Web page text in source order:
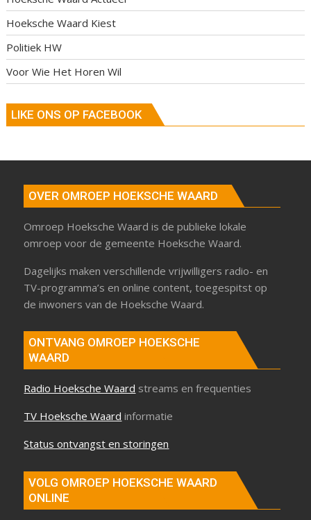
Hoeksche Waard Kiest
Politiek HW
Voor Wie Het Horen Wil
LIKE ONS OP FACEBOOK
OVER OMROEP HOEKSCHE WAARD
Omroep Hoeksche Waard is de publieke lokale
omroep voor de gemeente Hoeksche Waard.
Dagelijks maken verschillende vrijwilligers radio- en
TV-programma’s en online content, toegespitst op
de inwoners van de Hoeksche Waard.
ONTVANG OMROEP HOEKSCHE
WAARD
Radio Hoeksche Waard streams en frequenties
TV Hoeksche Waard informatie
Status ontvangst en storingen
VOLG OMROEP HOEKSCHE WAARD
ONLINE